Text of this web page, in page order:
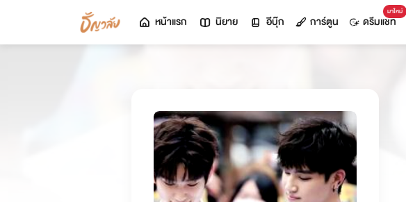
หน้าแรก นิยาย อีบุ๊ก การ์ตูน
มาใหม่
ดรีมแชท